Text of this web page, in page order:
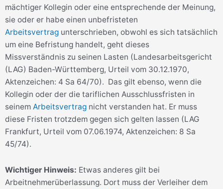
mächtiger Kollegin oder eine entsprechende der Meinung,
sie oder er habe einen unbefristeten
Arbeitsvertrag unterschrieben, obwohl es sich tatsächlich
um eine Befristung handelt, geht dieses
Missverständnis zu seinen Lasten (Landesarbeitsgericht
(LAG) Baden-Württemberg, Urteil vom 30.12.1970,
Aktenzeichen: 4 Sa 64/70). Das gilt ebenso, wenn die
Kollegin oder der die tariflichen Ausschlussfristen in
seinem Arbeitsvertrag nicht verstanden hat. Er muss
diese Fristen trotzdem gegen sich gelten lassen (LAG
Frankfurt, Urteil vom 07.06.1974, Aktenzeichen: 8 Sa
45/74).
Wichtiger Hinweis: Etwas anderes gilt bei
Arbeitnehmerüberlassung. Dort muss der Verleiher dem